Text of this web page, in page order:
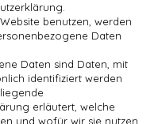
benutzen, werden
Daten
Daten sind Daten, mit
identifiziert werden
erläutert, welche
und wofür wir sie nutzen.